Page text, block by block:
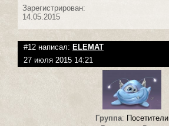
Зарегистрирован:
14.05.2015
#12 написал: ELEMAT
27 июля 2015 14:21
Группа: Посетители